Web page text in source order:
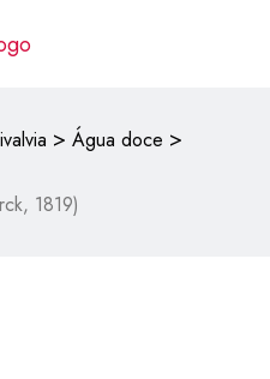
> Água doce >
1819)